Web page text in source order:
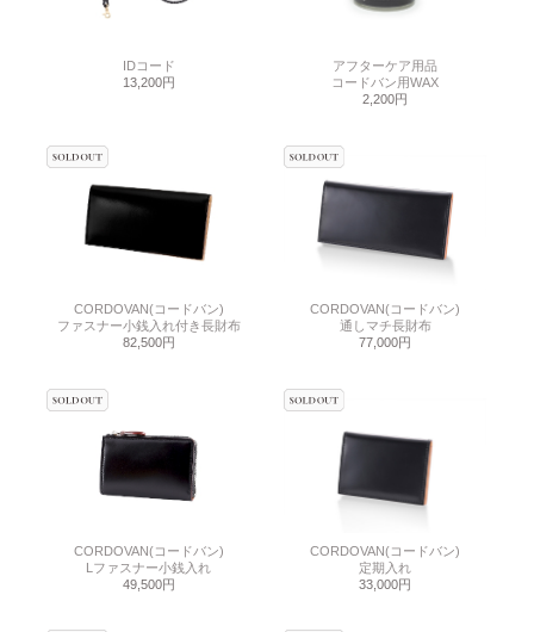
IDコード
13,200円
アフターケア用品
コードバン用WAX
2,200円
CORDOVAN(コードバン)
ファスナー小銭入れ付き長財布
82,500円
CORDOVAN(コードバン)
通しマチ長財布
77,000円
CORDOVAN(コードバン)
Lファスナー小銭入れ
49,500円
CORDOVAN(コードバン)
定期入れ
33,000円